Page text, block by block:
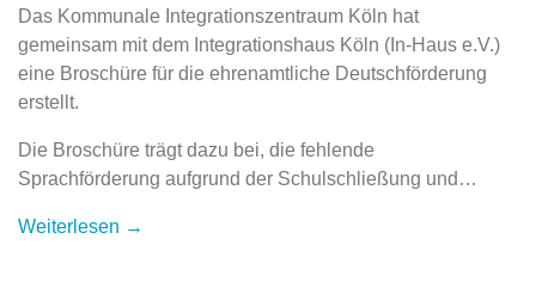
Das Kommunale Integrationszentraum Köln hat
gemeinsam mit dem Integrationshaus Köln (In-Haus e.V.)
eine Broschüre für die ehrenamtliche Deutschförderung
erstellt.
Die Broschüre trägt dazu bei, die fehlende
Sprachförderung aufgrund der Schulschließung und…
Weiterlesen →